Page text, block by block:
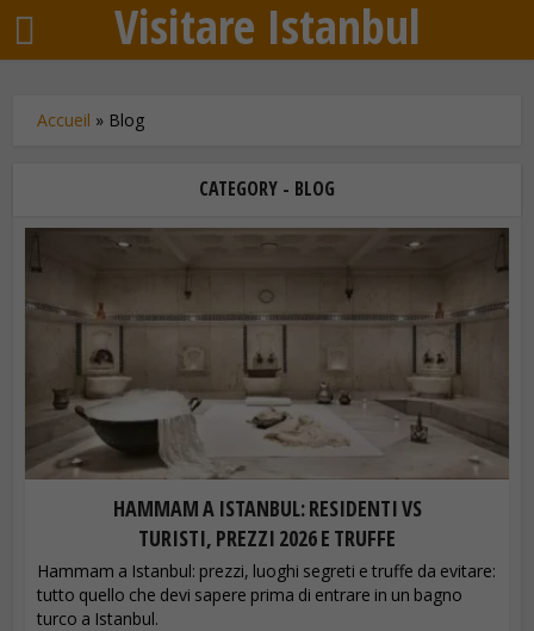
Visitare Istanbul
Accueil » Blog
CATEGORY - BLOG
HAMMAM A ISTANBUL: RESIDENTI VS
TURISTI, PREZZI 2026 E TRUFFE
Hammam a Istanbul: prezzi, luoghi segreti e truffe da evitare:
tutto quello che devi sapere prima di entrare in un bagno
turco a Istanbul.